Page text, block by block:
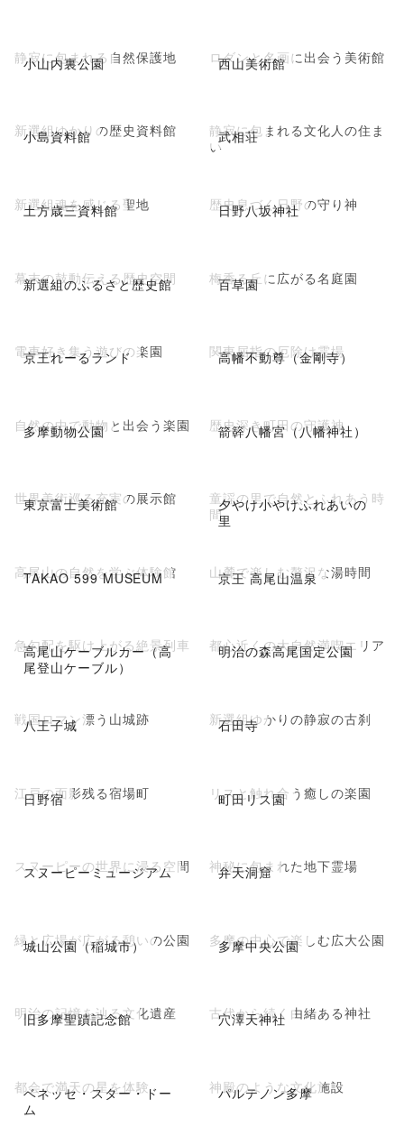
小山内裏公園
静寂に包まれる自然保護地 西山美術館
ロダンと名画に出会う美術館
小島資料館
新選組ゆかりの歴史資料館 武相荘
静寂に包まれる文化人の住ま
い
土方歳三資料館
新選組魂を感じる聖地 日野八坂神社
歴史息づく日野の守り神
新選組のふるさと歴史館
幕末の鼓動伝える歴史空間 百草園
梅香る丘に広がる名庭園
京王れーるランド
電車好き集う遊びの楽園 高幡不動尊（金剛寺）
関東屈指の厄除け霊場
多摩動物公園
自然の中で動物と出会う楽園 箭簳八幡宮（八幡神社）
歴史深き町田の守護神
東京富士美術館
世界美術巡る充実の展示館
夕やけ小やけふれあいの
里
童謡の里で自然とふれあう時
間
TAKAO 599 MUSEUM
高尾山の自然を学ぶ体験館 京王 高尾山温泉
山麓で楽しむ贅沢な湯時間
高尾山ケーブルカー（高
尾登山ケーブル）
急勾配を駆け上がる絶景列車 明治の森高尾国定公園
都心近くの大自然満喫エリア
八王子城
戦国ロマン漂う山城跡 石田寺
新選組ゆかりの静寂の古刹
日野宿
江戸の面影残る宿場町 町田リス園
リスと触れ合う癒しの楽園
スヌーピーミュージアム
スヌーピーの世界に浸る空間 弁天洞窟
神秘に包まれた地下霊場
城山公園（稲城市）
緑と広場が広がる憩いの公園 多摩中央公園
多摩の中心で楽しむ広大公園
旧多摩聖蹟記念館
明治の記憶を辿る文化遺産 穴澤天神社
古代から続く由緒ある神社
ベネッセ・スター・ドー
ム
都会で満天の星を体験 パルテノン多摩
神殿のような文化施設